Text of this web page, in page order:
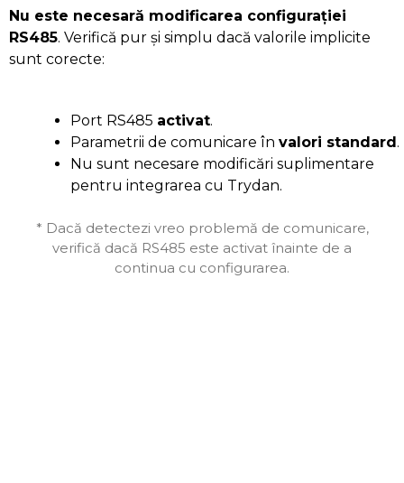
Nu este necesară modificarea configurației
RS485. Verifică pur și simplu dacă valorile implicite
sunt corecte:
Port RS485 activat.
Parametrii de comunicare în valori standard .
Nu sunt necesare modificări suplimentare
pentru integrarea cu Trydan.
* Dacă detectezi vreo problemă de comunicare,
verifică dacă RS485 este activat înainte de a
continua cu configurarea.